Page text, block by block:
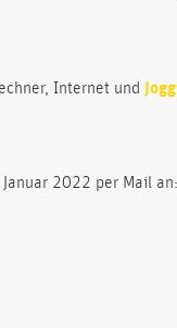
Internet und
2022 per Mail an: